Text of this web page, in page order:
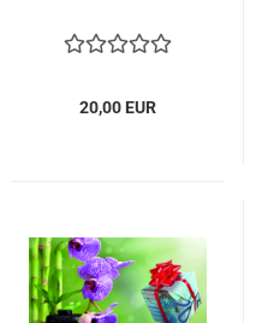
20,00 EUR